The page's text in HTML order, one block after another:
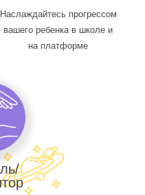
Наслаждайтесь прогрессом
вашего ребенка в школе и
на платформе